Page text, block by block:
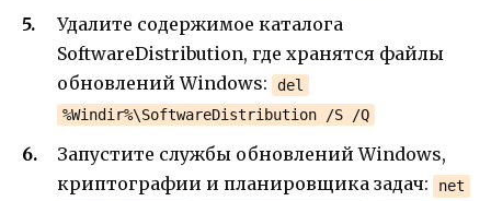
Удалите содержимое каталога
SoftwareDistribution, где хранятся файлы
обновлений Windows:
del
%Windir%\SoftwareDistribution /S /Q
Запустите службы обновлений Windows,
криптографии и планировщика задач:
net